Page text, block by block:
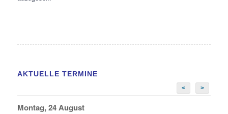
AKTUELLE TERMINE
< >
Montag, 24 August